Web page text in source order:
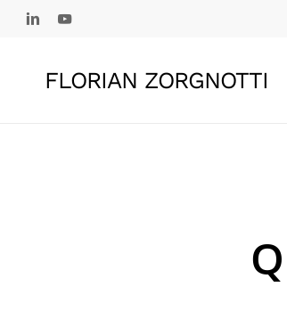
Skip
contentFLORIAN ZORGNOTTI